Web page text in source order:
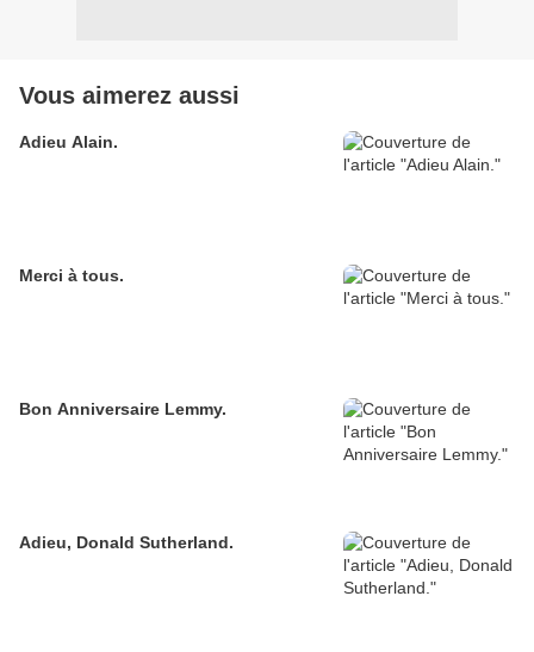
Vous aimerez aussi
Adieu Alain.
Merci à tous.
Bon Anniversaire Lemmy.
Adieu, Donald Sutherland.